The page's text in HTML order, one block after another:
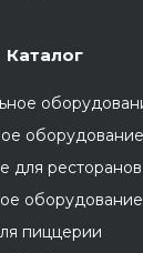
Каталог
оборудование
для
оборудование
пиццерии